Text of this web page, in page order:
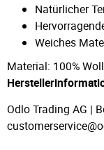
Natürlicher
Weiches
Material: 100%
Odlo Trading AG |